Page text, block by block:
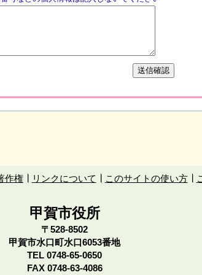
作権 リンクについて このサイトの使い方
甲賀市役所
〒528-8502
甲賀市水口町水口6053番地
TEL 0748-65-0650
FAX 0748-63-4086